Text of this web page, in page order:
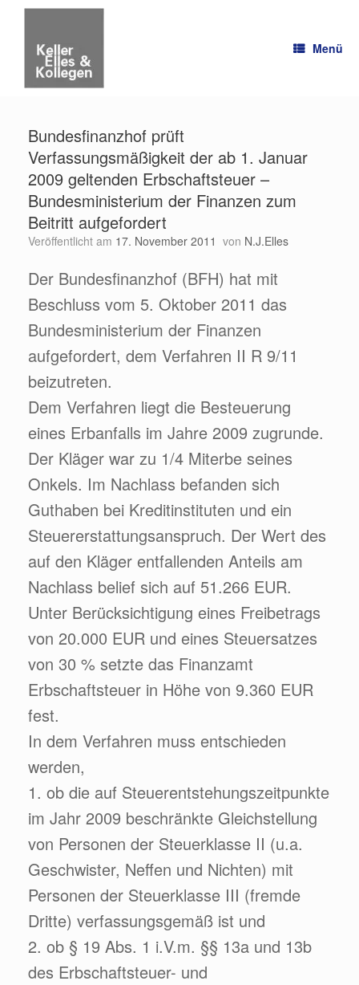
Menü
Bundesfinanzhof prüft
Verfassungsmäßigkeit der ab 1. Januar
2009 geltenden Erbschaftsteuer –
Bundesministerium der Finanzen zum
Beitritt aufgefordert
Veröffentlicht am 17. November 2011 von N.J.Elles
Der Bundesfinanzhof (BFH) hat mit
Beschluss vom 5. Oktober 2011 das
Bundesministerium der Finanzen
aufgefordert, dem Verfahren II R 9/11
beizutreten.
Dem Verfahren liegt die Besteuerung
eines Erbanfalls im Jahre 2009 zugrunde.
Der Kläger war zu 1/4 Miterbe seines
Onkels. Im Nachlass befanden sich
Guthaben bei Kreditinstituten und ein
Steuererstattungsanspruch. Der Wert des
auf den Kläger entfallenden Anteils am
Nachlass belief sich auf 51.266 EUR.
Unter Berücksichtigung eines Freibetrags
von 20.000 EUR und eines Steuersatzes
von 30 % setzte das Finanzamt
Erbschaftsteuer in Höhe von 9.360 EUR
fest.
In dem Verfahren muss entschieden
werden,
1. ob die auf Steuerentstehungszeitpunkte
im Jahr 2009 beschränkte Gleichstellung
von Personen der Steuerklasse II (u.a.
Geschwister, Neffen und Nichten) mit
Personen der Steuerklasse III (fremde
Dritte) verfassungsgemäß ist und
2. ob § 19 Abs. 1 i.V.m. §§ 13a und 13b
des Erbschaftsteuer- und